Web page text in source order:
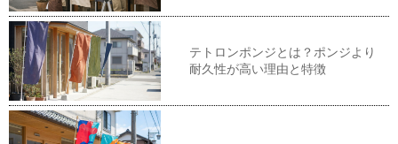
テトロンポンジとは？ポンジより
耐久性が高い理由と特徴